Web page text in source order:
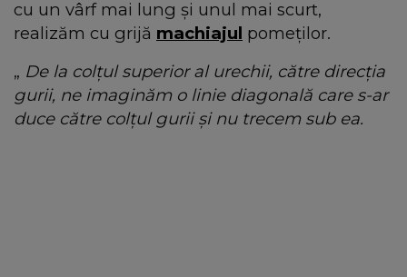
cu un vârf mai lung și unul mai scurt,
realizăm cu grijă machiajul pomeților.
„ De la colțul superior al urechii, către direcția
gurii, ne imaginăm o linie diagonală care s-ar
duce către colțul gurii și nu trecem sub ea.